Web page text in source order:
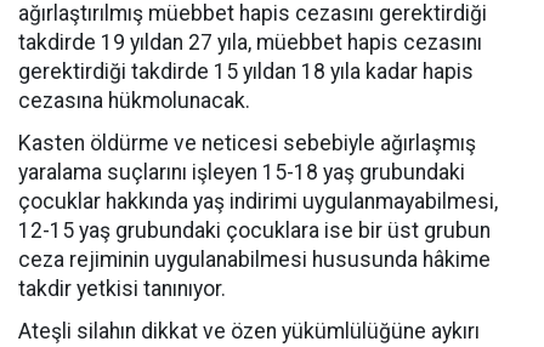
ağırlaştırılmış müebbet hapis cezasını gerektirdiği
takdirde 19 yıldan 27 yıla, müebbet hapis cezasını
gerektirdiği takdirde 15 yıldan 18 yıla kadar hapis
cezasına hükmolunacak.
Kasten öldürme ve neticesi sebebiyle ağırlaşmış
yaralama suçlarını işleyen 15-18 yaş grubundaki
çocuklar hakkında yaş indirimi uygulanmayabilmesi,
12-15 yaş grubundaki çocuklara ise bir üst grubun
ceza rejiminin uygulanabilmesi hususunda hâkime
takdir yetkisi tanınıyor.
Ateşli silahın dikkat ve özen yükümlülüğüne aykırı